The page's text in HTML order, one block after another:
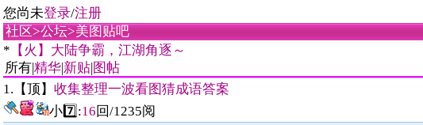
您尚未登录/注册
社区>公坛>美图贴吧
* 【火】大陆争霸，江湖角逐～
所有|精华|新贴|图帖
1.【顶】 收集整理一波看图猜成语答案
小7️⃣ :16回/1235阅